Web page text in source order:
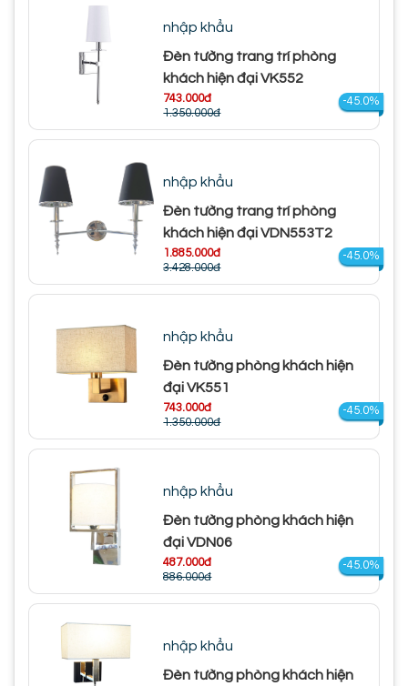
nhập khẩu
Đèn tường trang trí phòng
khách hiện đại VK552
743.000đ
1.350.000đ
-45.0%
nhập khẩu
Đèn tường trang trí phòng
khách hiện đại VDN553T2
1.885.000đ
3.428.000đ
-45.0%
nhập khẩu
Đèn tường phòng khách hiện
đại VK551
743.000đ
1.350.000đ
-45.0%
nhập khẩu
Đèn tường phòng khách hiện
đại VDN06
487.000đ
886.000đ
-45.0%
nhập khẩu
Đèn tường phòng khách hiện